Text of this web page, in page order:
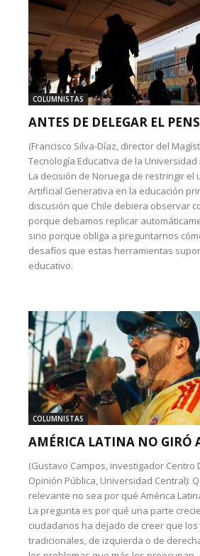
COLUMNISTAS
ANTES DE DELEGAR EL
(Francisco Silva-Díaz, director del
Tecnología Educativa de la Universidad
La decisión de Noruega de restringir el
Artificial Generativa en la educación
discusión que Chile debiera observar
porque debamos replicar
sino porque obliga a preguntarnos
desafíos que estas herramientas
educativo.
COLUMNISTAS
AMÉRICA LATINA NO GIRÓ
(Gustavo Campos, investigador Centro
Opinión Pública, Universidad Central):
relevante no sea por qué América
La pregunta es por qué una parte
ciudadanos ha dejado de creer que
tradicionales, de izquierda o de